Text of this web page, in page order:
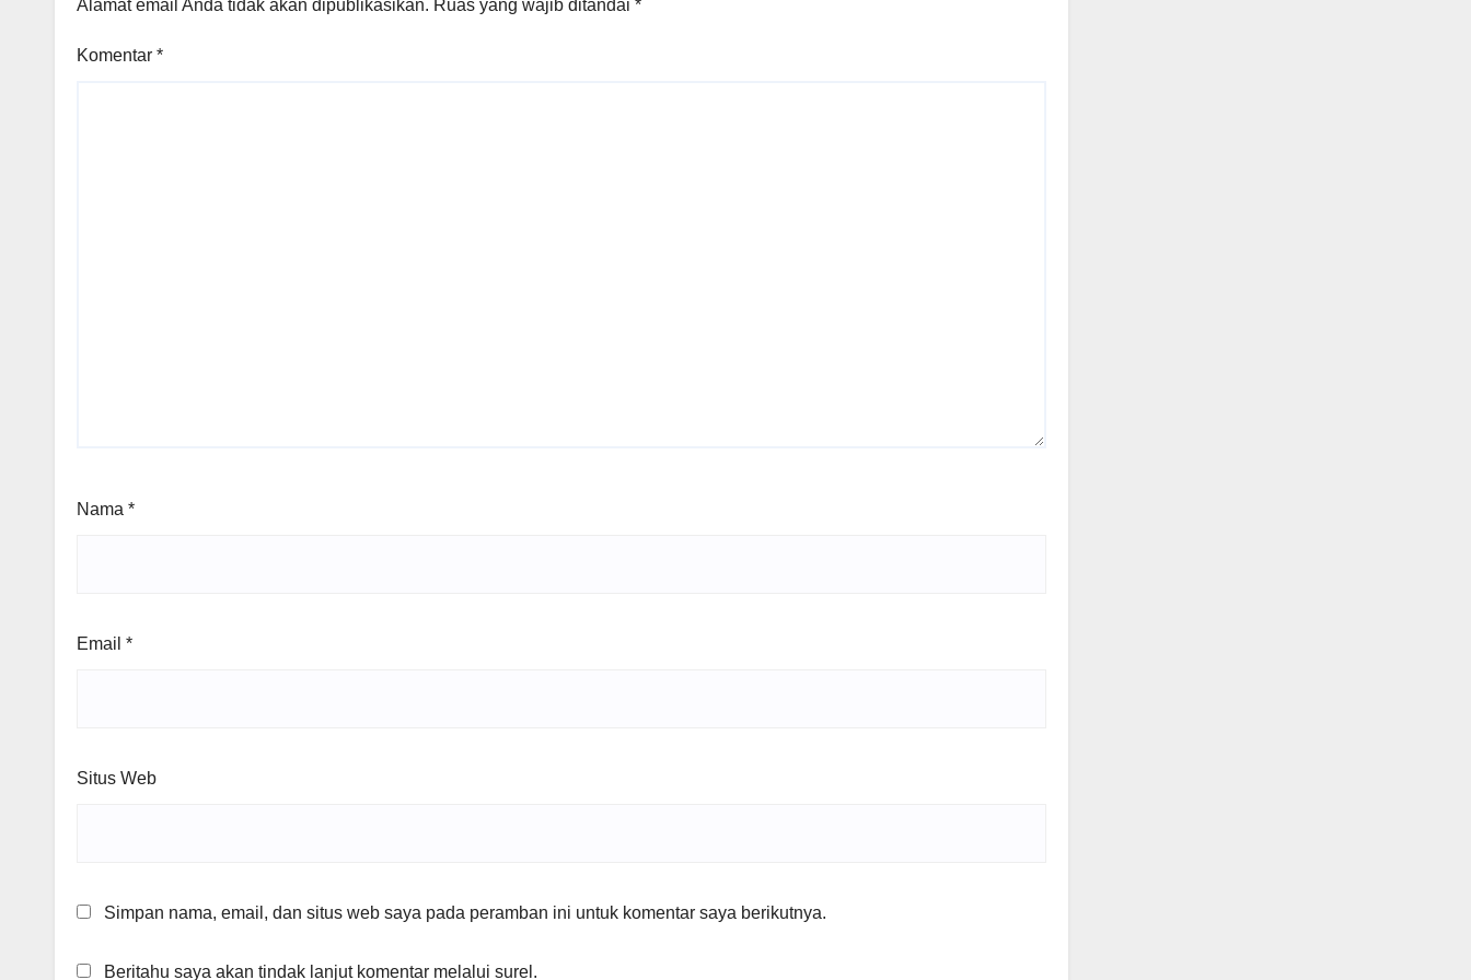
Alamat email Anda tidak akan dipublikasikan. Ruas yang wajib ditandai *
Komentar *
Nama *
Email *
Situs Web
Simpan nama, email, dan situs web saya pada peramban ini untuk komentar saya berikutnya.
Beritahu saya akan tindak lanjut komentar melalui surel.